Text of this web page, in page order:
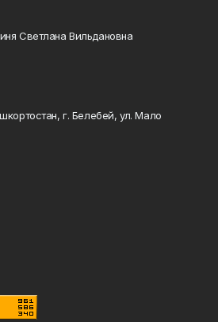
Светлана Вильдановна
г. Белебей, ул. Мало